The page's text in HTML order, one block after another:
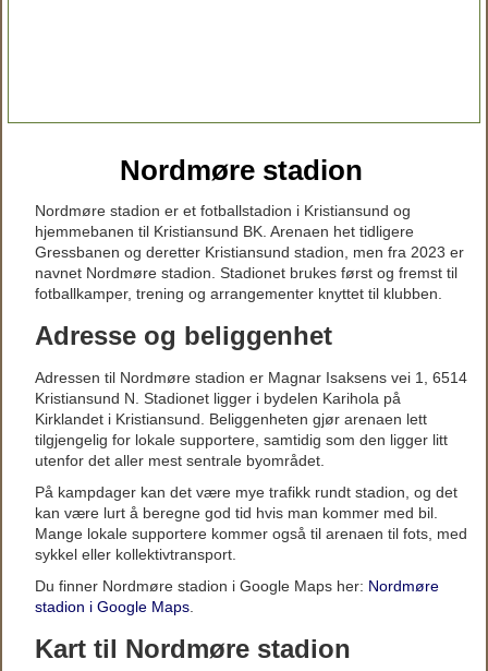
Nordmøre stadion
Nordmøre stadion er et fotballstadion i Kristiansund og
hjemmebanen til Kristiansund BK. Arenaen het tidligere
Gressbanen og deretter Kristiansund stadion, men fra 2023 er
navnet Nordmøre stadion. Stadionet brukes først og fremst til
fotballkamper, trening og arrangementer knyttet til klubben.
Adresse og beliggenhet
Adressen til Nordmøre stadion er Magnar Isaksens vei 1, 6514
Kristiansund N. Stadionet ligger i bydelen Karihola på
Kirklandet i Kristiansund. Beliggenheten gjør arenaen lett
tilgjengelig for lokale supportere, samtidig som den ligger litt
utenfor det aller mest sentrale byområdet.
På kampdager kan det være mye trafikk rundt stadion, og det
kan være lurt å beregne god tid hvis man kommer med bil.
Mange lokale supportere kommer også til arenaen til fots, med
sykkel eller kollektivtransport.
Du finner Nordmøre stadion i Google Maps her: Nordmøre
stadion i Google Maps
Kart til Nordmøre stadion